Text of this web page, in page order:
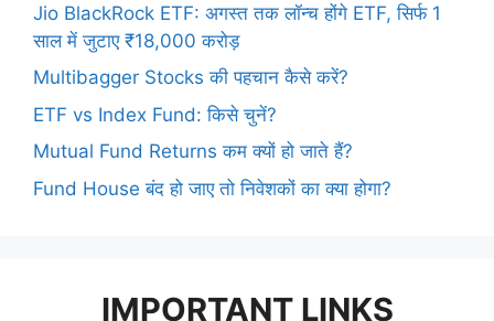
Jio BlackRock ETF: अगस्त तक लॉन्च होंगे ETF, सिर्फ 1
साल में जुटाए ₹18,000 करोड़
Multibagger Stocks की पहचान कैसे करें?
ETF vs Index Fund: किसे चुनें?
Mutual Fund Returns कम क्यों हो जाते हैं?
Fund House बंद हो जाए तो निवेशकों का क्या होगा?
IMPORTANT LINKS